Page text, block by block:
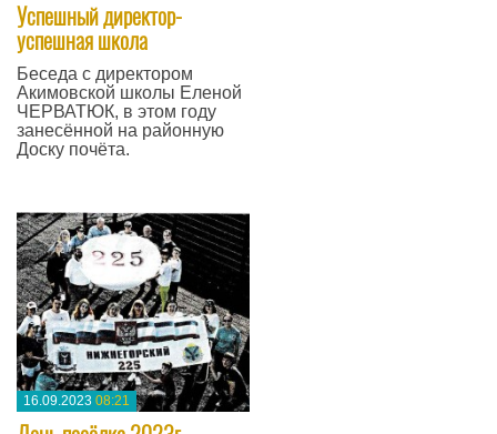
Успешный директор-
успешная школа
Беседа с директором
Акимовской школы Еленой
ЧЕРВАТЮК, в этом году
занесённой на районную
Доску почёта.
16.09.2023 08:21